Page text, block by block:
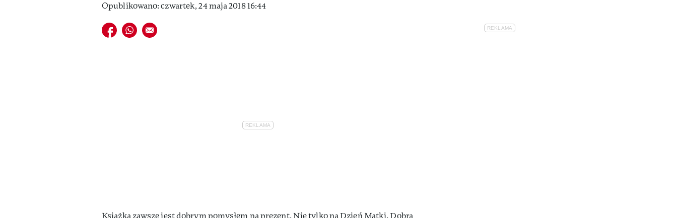
Opublikowano: czwartek, 24 maja 2018 16:44
Udostępnij na facebook
Udostępnij na whatsapp
E-mail do przyjaciela
Książka zawsze jest dobrym pomysłem na prezent. Nie tylko na Dzień Matki. Dobra